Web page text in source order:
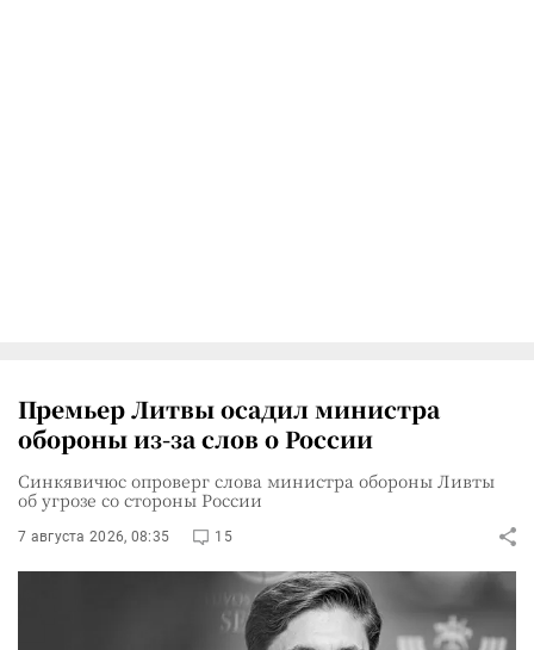
Премьер Литвы осадил министра
обороны из-за слов о России
Синкявичюс опроверг слова министра обороны Ливты
об угрозе со стороны России
7 августа 2026, 08:35 15